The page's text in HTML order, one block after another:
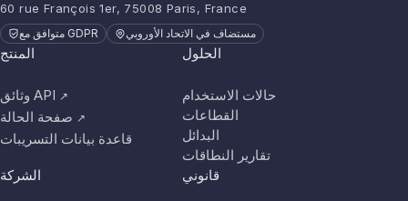
60 rue François 1er, 75008 Paris, France
متوافق مع GDPR مستضاف في الاتحاد الأوروبي
المنتج
وثائق API ↗
صفحة الحالة ↗
قاعدة بيانات التسريبات
الحلول
حالات الاستخدام
القطاعات
البدائل
تقارير النطاقات
الشركة
قانوني